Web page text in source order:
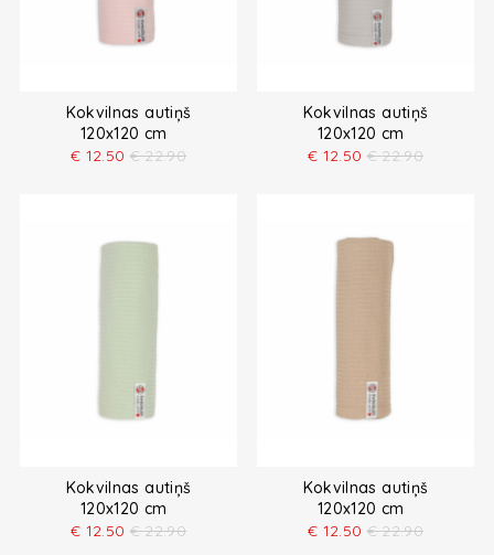
Kokvilnas autiņš
120x120 cm
€ 12.50 € 22.90
Kokvilnas autiņš
120x120 cm
€ 12.50 € 22.90
Kokvilnas autiņš
120x120 cm
€ 12.50 € 22.90
Kokvilnas autiņš
120x120 cm
€ 12.50 € 22.90